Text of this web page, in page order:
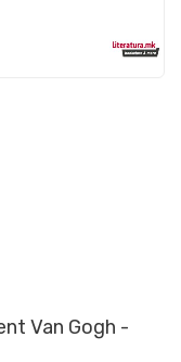
Van Gogh -